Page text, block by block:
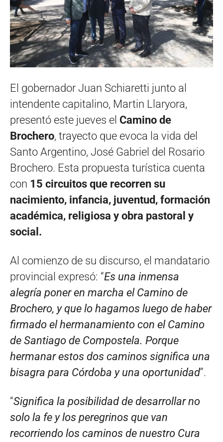
El gobernador Juan Schiaretti junto al
intendente capitalino, Martin Llaryora,
presentó este jueves el Camino de
Brochero, trayecto que evoca la vida del
Santo Argentino, José Gabriel del Rosario
Brochero. Esta propuesta turística cuenta
con 15 circuitos que recorren su
nacimiento, infancia, juventud, formación
académica, religiosa y obra pastoral y
social.
Al comienzo de su discurso, el mandatario
provincial expresó: “Es una inmensa
alegría poner en marcha el Camino de
Brochero, y que lo hagamos luego de haber
firmado el hermanamiento con el Camino
de Santiago de Compostela. Porque
hermanar estos dos caminos significa una
bisagra para Córdoba y una oportunidad”.
“Significa la posibilidad de desarrollar no
solo la fe y los peregrinos que van
recorriendo los caminos de nuestro Cura